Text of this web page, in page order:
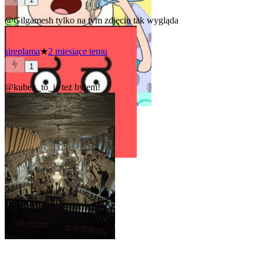
@Gilgamesh tylko na tym zdjęciu tak wygląda
sireplama★2 miesiące temu
1
@kubex_to_jateż byłem!